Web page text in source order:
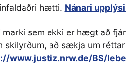
hætti. Nánari
marki sem ekki er hægt að
skilyrðum, að sækja um
www.justiz.nrw.de/BS/